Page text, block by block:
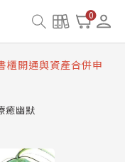
0
合併與書櫃開通申請
問題
櫃開通與資產合併申
併與書櫃開通申請
癒幽默